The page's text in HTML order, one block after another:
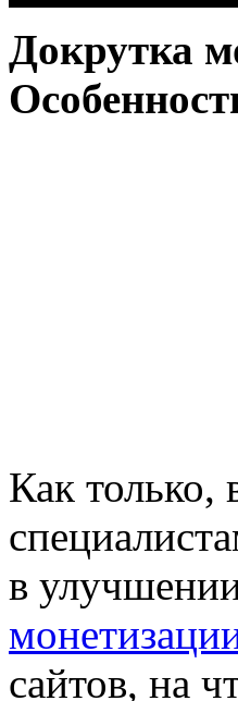
Докрутка
Как
в
сайтов, на